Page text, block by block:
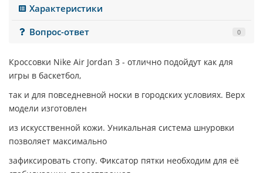
Характеристики
Вопрос-ответ
0
Кроссовки Nike Air Jordan 3 - отлично подойдут как для
игры в баскетбол,
так и для повседневной носки в городских условиях. Верх
модели изготовлен
из искусственной кожи. Уникальная система шнуровки
позволяет максимально
зафиксировать стопу. Фиксатор пятки необходим для её